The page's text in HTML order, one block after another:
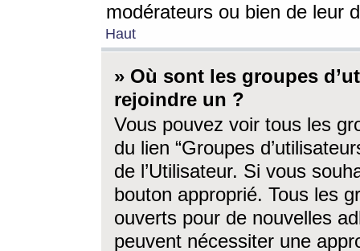
modérateurs ou bien de leur
Haut
» Où sont les groupes
rejoindre un ?
Vous pouvez voir tous les
du lien “Groupes
de l’Utilisateur. Si vous
bouton approprié. Tous les
ouverts pour de nouvelles
peuvent nécessiter une